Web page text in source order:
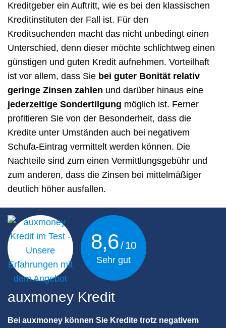
Kreditgeber ein Auftritt, wie es bei den klassischen
Kreditinstituten der Fall ist. Für den
Kreditsuchenden macht das nicht unbedingt einen
Unterschied, denn dieser möchte schlichtweg einen
günstigen und guten Kredit aufnehmen. Vorteilhaft
ist vor allem, dass Sie bei guter Bonität relativ
geringe Zinsen zahlen und darüber hinaus eine
jederzeitige Sondertilgung möglich ist. Ferner
profitieren Sie von der Besonderheit, dass die
Kredite unter Umständen auch bei negativem
Schufa-Eintrag vermittelt werden können. Die
Nachteile sind zum einen Vermittlungsgebühr und
zum anderen, dass die Zinsen bei mittelmäßiger
deutlich höher ausfallen.
auxmoney Kredit
Bei auxmoney können Sie Kredite trotz negativem
8,6
Sehr gut